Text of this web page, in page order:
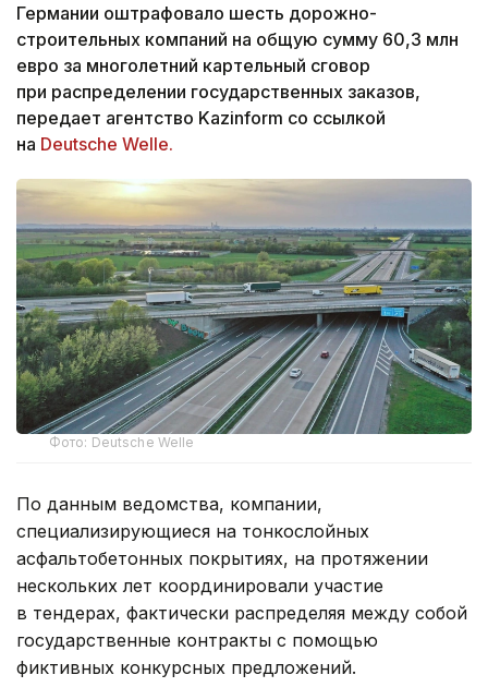
Германии оштрафовало шесть дорожно-
строительных компаний на общую сумму 60,3 млн
евро за многолетний картельный сговор
при распределении государственных заказов,
передает агентство Kazinform со ссылкой
на Deutsche Welle.
Фото: Deutsche Welle
По данным ведомства, компании,
специализирующиеся на тонкослойных
асфальтобетонных покрытиях, на протяжении
нескольких лет координировали участие
в тендерах, фактически распределяя между собой
государственные контракты с помощью
фиктивных конкурсных предложений.